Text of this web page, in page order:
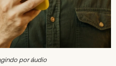
por áudio